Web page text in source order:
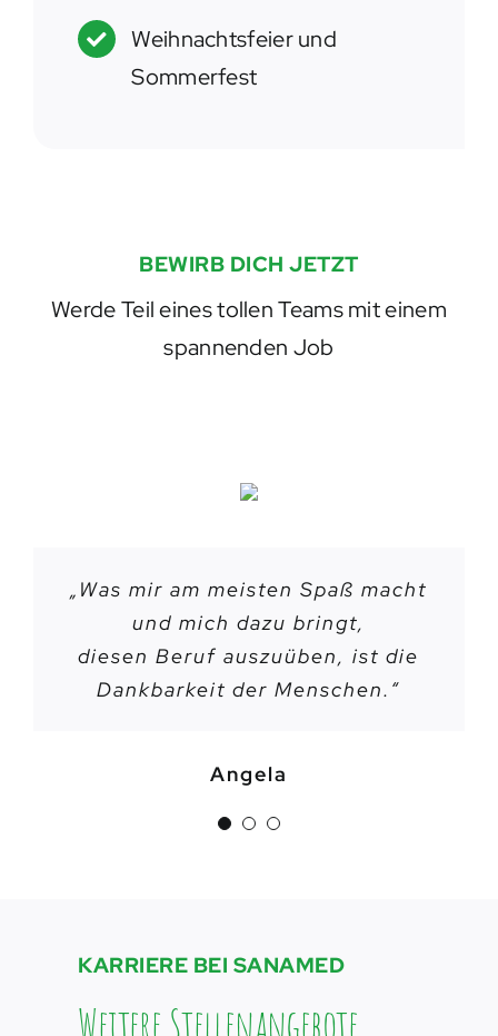
Weihnachtsfeier und
Sommerfest
BEWIRB DICH JETZT
Werde Teil eines tollen Teams mit einem
spannenden Job
„Was mir am meisten Spaß macht
und mich dazu bringt,
diesen Beruf auszuüben, ist die
Dankbarkeit der Menschen.“
Angela
„Man fühlt sich bei Sanamed
jederzeit willkommen.
Ich bin auch selbst nach einer
kleinen Auszeit, wieder
„Ich würde allen Menschen, die
die Arbeit an und
mit Menschen lieben, Sanamed
empfehlen.“
Astrid
KARRIERE BEI SANAMED